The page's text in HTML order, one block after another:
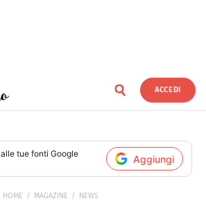
ACCEDI
alle tue fonti Google
Aggiungi
HOME MAGAZINE NEWS